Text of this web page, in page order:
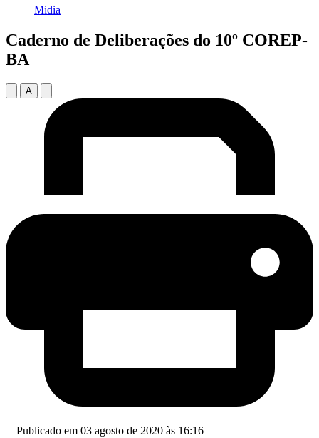
Midia
Caderno de Deliberações do 10º COREP-
BA
A
Publicado em 03 agosto de 2020 às 16:16